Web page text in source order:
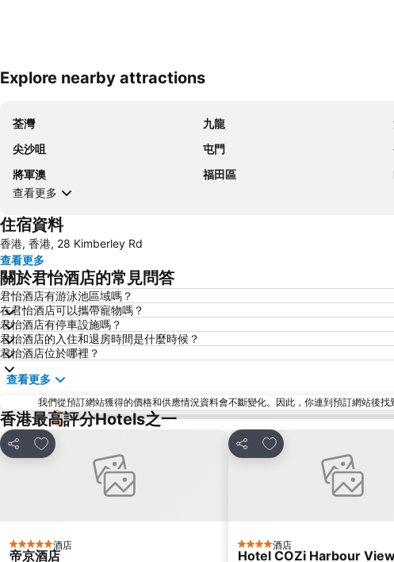
Explore nearby attractions
荃灣 九龍
尖沙咀
屯門
將軍澳
福田區
查看更多
住宿資料
香港, 香港, 28 Kimberley Rd
查看更多
關於君怡酒店的常見問答
君怡酒店有游泳池區域嗎？
在君怡酒店可以攜帶寵物嗎？
君怡酒店有停車設施嗎？
君怡酒店的入住和退房時間是什麼時候？
君怡酒店位於哪裡？
查看更多
我們從預訂網站獲得的價格和供應情況資料會不斷變化。因此，你連到預訂網站後找
香港最高評分Hotels之一
分享
放到收藏夾
5 星級 酒店
帝京酒店
分享
放到收藏夾
4 星級 酒店
Hotel COZi Harbour